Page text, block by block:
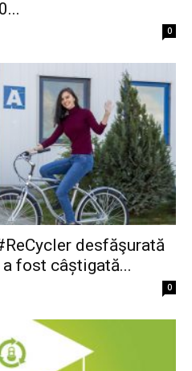
0
desfăşurată
a fost câștigată...
0